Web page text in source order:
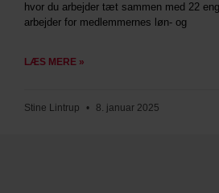
hvor du arbejder tæt sammen med 22
arbejder for medlemmernes løn- og
LÆS MERE »
Stine Lintrup 8. januar 2025